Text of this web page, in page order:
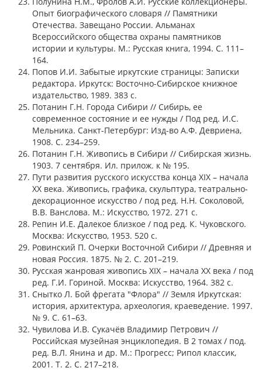
Опыт биографического словаря // Памятники
Отечества. Завещано России. Альманах
Всероссийского общества охраны памятников
истории и культуры. М.: Русская книга, 1994. С. 111–
164.
Попов И.И. Забытые иркутские страницы: Записки
редактора. Иркутск: Восточно-Сибирское книжное
издательство, 1989. 383 с.
Потанин Г.Н. Города Сибири // Сибирь, ее
современное состояние и ее нужды / Под ред. И.С.
Мельника. Санкт-Петербург: Изд-во А.Ф. Девриена,
1908. С. 234–259.
Потанин Г.Н. Живопись в Сибири // Сибирская жизнь.
1903. 7 сентября. Ил. прилож. к № 195.
Пути развития русского искусства конца XIX – начала
XX века. Живопись, графика, скульптура, театрально-
декорационное искусство / под ред. Н.Н. Соколовой,
В.В. Ванслова. М.: Искусство, 1972. 271 с.
Репин И.Е. Далекое близкое / под ред. К. Чуковского.
Москва: Искусство, 1953. 520 с.
Ровинский П. Очерки Восточной Сибири // Древняя и
новая Россия. 1875. № 2. С. 201–219.
Русская жанровая живопись XIX – начала XX века / под
ред. Г.И. Гориной. Москва: Искусство, 1964. 382 с.
Снытко Л. Бой фрегата "Флора" // Земля Иркутская:
история, архитектура, археология, краеведение. 1997.
№ 9. С. 61–63.
Чувилова И.В. Сукачёв Владимир Петрович //
Российская музейная энциклопедия. В 2 томах / под.
ред. В.Л. Янина и др. М.: Прогресс; Рипол классик,
2001. Т. 2. С. 217–218.